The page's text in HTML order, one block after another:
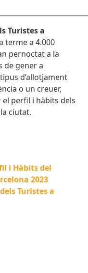
Turistes a
terme a 4.000
pernoctat a la
de gener a
d’allotjament
o un creuer,
el perfil i hàbits dels
ciutat.
i Hàbits del
2023
Turistes a